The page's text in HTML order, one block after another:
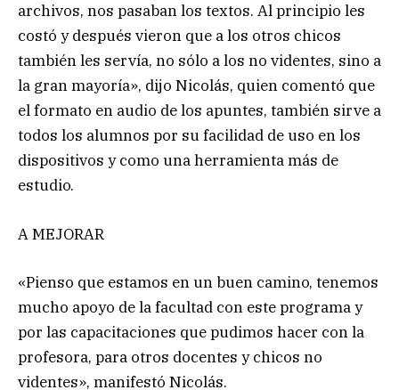
archivos, nos pasaban los textos. Al principio les
costó y después vieron que a los otros chicos
también les servía, no sólo a los no videntes, sino a
la gran mayoría», dijo Nicolás, quien comentó que
el formato en audio de los apuntes, también sirve a
todos los alumnos por su facilidad de uso en los
dispositivos y como una herramienta más de
estudio.
A MEJORAR
«Pienso que estamos en un buen camino, tenemos
mucho apoyo de la facultad con este programa y
por las capacitaciones que pudimos hacer con la
profesora, para otros docentes y chicos no
videntes», manifestó Nicolás.